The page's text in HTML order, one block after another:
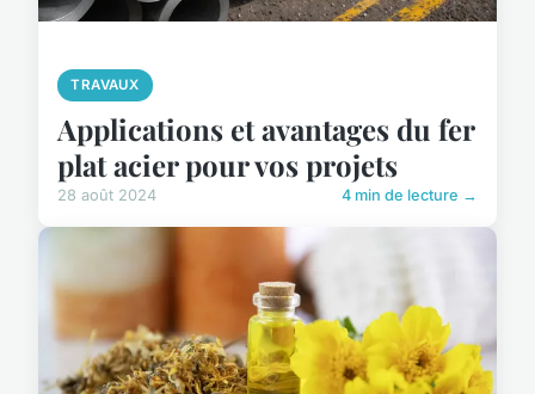
TRAVAUX
Applications et avantages du fer
plat acier pour vos projets
28 août 2024 4 min de lecture →